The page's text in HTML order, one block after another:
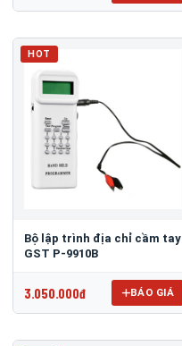
HOT
Bộ lập trình địa chỉ cầm tay
GST P-9910B
3.050.000đ BÁO GIÁ